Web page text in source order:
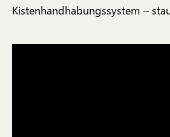
Kistenhandhabungssystem –